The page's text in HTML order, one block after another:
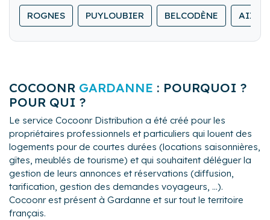
évidence afin de poursuivre ce qui nous a toujours
animé : l’accompagnement personnalisé, dans la
et la satisfaction de vos hôtes.
ROGNES PUYLOUBIER BELCODÈNE AIX-
COCOONR GARDANNE : POURQUOI ?
POUR QUI ?
Le service Cocoonr Distribution a été créé pour les
propriétaires professionnels et particuliers qui louent des
logements pour de courtes durées (locations saisonnières,
gîtes, meublés de tourisme) et qui souhaitent déléguer la
gestion de leurs annonces et réservations (diffusion,
tarification, gestion des demandes voyageurs, ...).
Cocoonr est présent à Gardanne et sur tout le territoire
français.